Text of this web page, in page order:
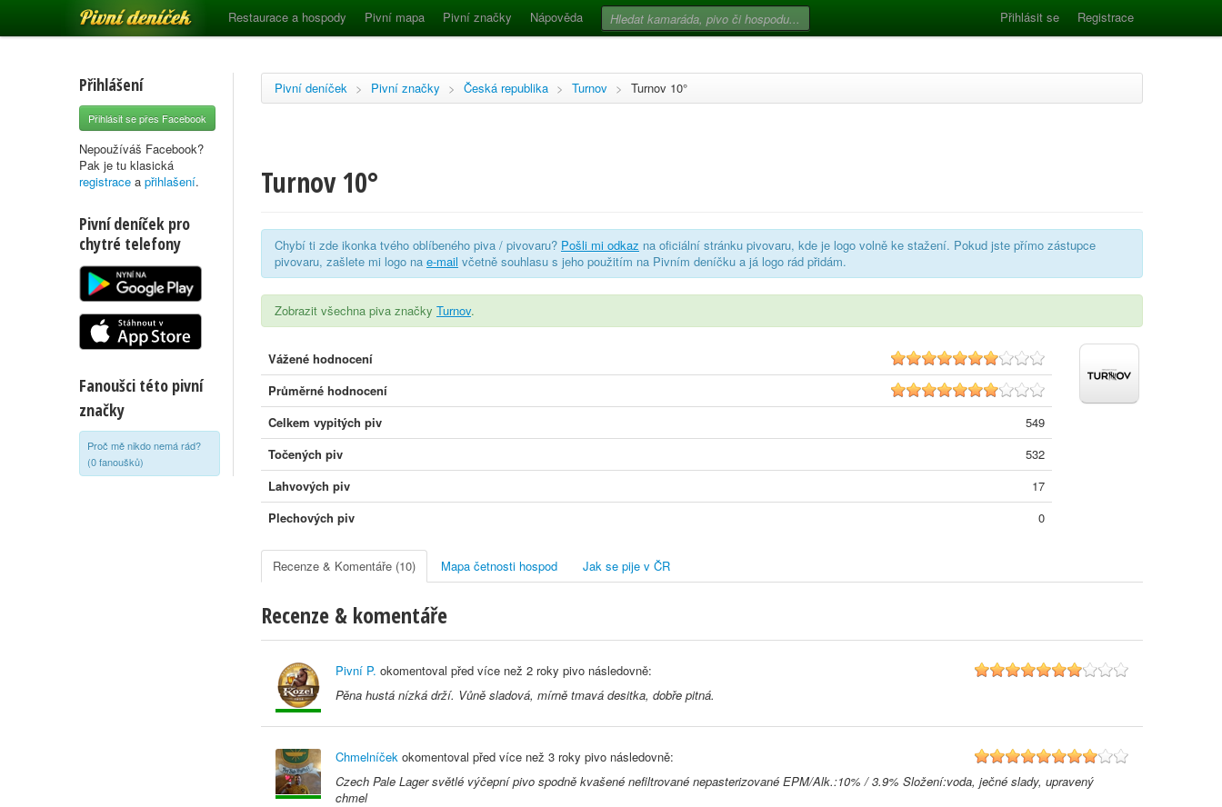
Pivní deníček Restaurace a hospody Pivní mapa Pivní značky Nápověda Přihlásit se Registrace
Přihlášení
Přihlásit se přes Facebook
Nepoužíváš Facebook?
Pak je tu klasická
registrace a přihlašení.
Pivní deníček pro
chytré telefony
Fanoušci této pivní
značky
Proč mě nikdo nemá rád?
(0 fanoušků)
Pivní deníček > Pivní značky > Česká republika > Turnov > Turnov 10°
Turnov 10°
Chybí ti zde ikonka tvého oblíbeného piva / pivovaru? Pošli mi odkaz na oficiální stránku pivovaru, kde je logo volně ke stažení. Pokud jste přímo zástupce
pivovaru, zašlete mi logo na e-mail včetně souhlasu s jeho použitím na Pivním deníčku a já logo rád přidám.
Zobrazit všechna piva značky Turnov.
Vážené hodnocení
6.7
Průměrné hodnocení
6.8
Celkem vypitých piv
549
Točených piv
532
Lahvových piv
17
Plechových piv
0
Recenze & Komentáře (10) Mapa četnosti hospod Jak se pije v ČR
Recenze & komentáře
Pivní P. okomentoval před více než 2 roky pivo následovně:
Pěna hustá nízká drží. Vůně sladová, mírně tmavá desitka, dobře pitná.
7
Chmelníček okomentoval před více než 3 roky pivo následovně:
Czech Pale Lager světlé výčepní pivo spodně kvašené nefiltrované nepasterizované EPM/Alk.:10% / 3.9% Složení:voda, ječné slady, upravený
chmel
8